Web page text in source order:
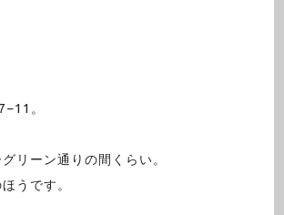
。
リーン通りの間くらい。
うです。